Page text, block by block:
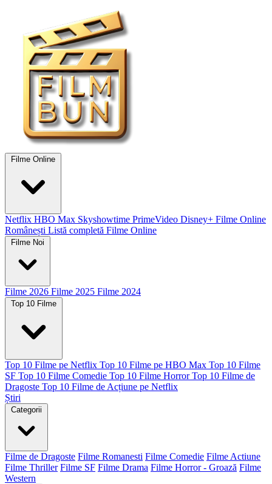
Filme Online
Netflix HBO Max Skyshowtime PrimeVideo Disney+ Filme Online
Românești Listă completă Filme Online
Filme Noi
Filme 2026 Filme 2025 Filme 2024
Top 10 Filme
Top 10 Filme pe Netflix Top 10 Filme pe HBO Max Top 10 Filme
SF Top 10 Filme Comedie Top 10 Filme Horror Top 10 Filme de
Dragoste Top 10 Filme de Acțiune pe Netflix
Știri
Categorii
Filme de Dragoste Filme Romanesti Filme Comedie Filme Actiune
Filme Thriller Filme SF Filme Drama Filme Horror - Groază Filme
Western